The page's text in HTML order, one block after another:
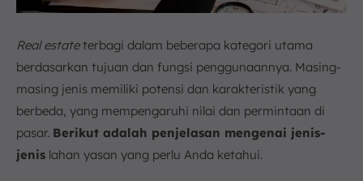
Real estateterbagi dalam beberapa kategori utama
berdasarkan tujuan dan fungsi penggunaannya. Masing-
masing jenis memiliki potensi dan karakteristik yang
berbeda, yang mempengaruhi nilai dan permintaan di
pasar. Berikut adalah penjelasan mengenai jenis-
jenis lahan yasan yang perlu Anda ketahui.